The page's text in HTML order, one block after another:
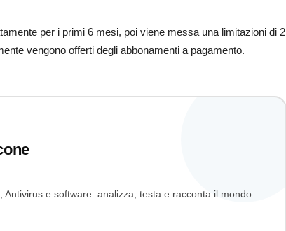
per i primi 6 mesi, poi viene messa una limitazioni di 2
vengono offerti degli abbonamenti a pagamento.
Antivirus e software: analizza, testa e racconta il mondo